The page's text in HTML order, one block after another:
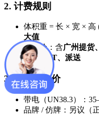
2. 计费规则
体积重 = 长 × 宽 × 高
大值
全包价：含广州提货
10% VAT、派送
3. 特殊货加价
带电（UN38.3）：
品牌 / 仿牌：另议（